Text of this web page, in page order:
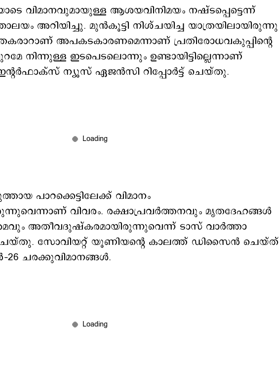
വിമാനവുമായുള്ള ആശയവിനിമയം നഷ്ടപ്പെട്ടെന്ന്
അറിയിച്ചു. മുന്‍കൂട്ടി നിശ്ചയിച്ച യാത്രയിലായിരുന്നു
തകരാറാണ് അപകടകാരണമെന്നാണ് പ്രതിരോധവകുപ്പിന്‍റെ
നിന്നുള്ള ഇടപെടലൊന്നും ഉണ്ടായിട്ടില്ലെന്നാണ്
ന്യൂസ് ഏജന്‍സി റിപ്പോര്‍ട്ട് ചെയ്തു.
പാറക്കെട്ടിലേക്ക് വിമാനം
വിവരം. രക്ഷാപ്രവര്‍ത്തനവും മൃതദേഹങ്ങള്‍
അതീവദുഷ്കരമായിരുന്നുവെന്ന് ടാസ് വാര്‍ത്താ
ചെയ്തു. സോവിയറ്റ് യൂണിയന്‍റെ കാലത്ത് ഡിസൈന്‍ ചെയ്ത്
ചരക്കുവിമാനങ്ങള്‍.